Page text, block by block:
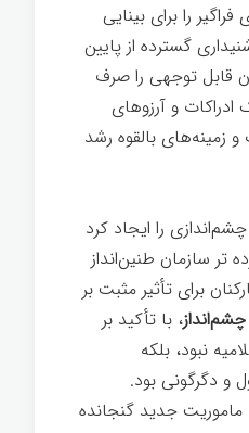
را برای بینایی
گسترده از پایین
قابل توجهی را صرف
ادراکات و آرزوهای
زمینه‌های بالقوه رشد
را ایجاد کرد
تر سازمان طنین‌انداز
برای تأثیر مثبت بر
چشم‌انداز، با تأکید بر
نبود، بلکه
و دگرگونی بود.
ماموریت جدید گنجانده